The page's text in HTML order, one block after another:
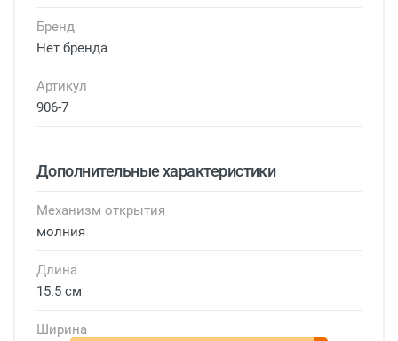
Бренд
Нет бренда
Артикул
906-7
Дополнительные характеристики
Механизм открытия
молния
Длина
15.5 см
Ширина